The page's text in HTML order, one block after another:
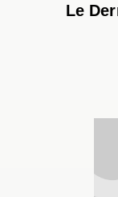
Le